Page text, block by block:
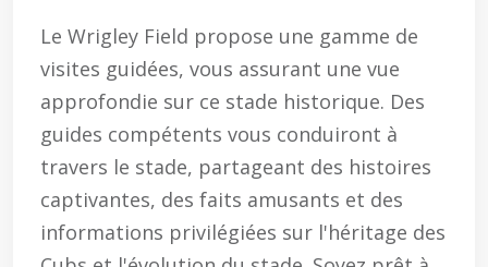
Le Wrigley Field propose une gamme de
visites guidées, vous assurant une vue
approfondie sur ce stade historique. Des
guides compétents vous conduiront à
travers le stade, partageant des histoires
captivantes, des faits amusants et des
informations privilégiées sur l'héritage des